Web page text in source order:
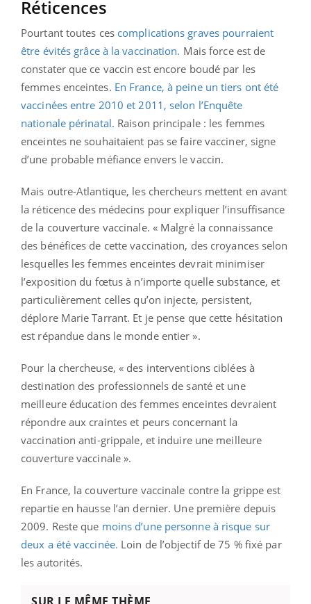
Réticences
Pourtant toutes ces complications graves pourraient
être évités grâce à la vaccination. Mais force est de
constater que ce vaccin est encore boudé par les
femmes enceintes. En France, à peine un tiers ont été
vaccinées entre 2010 et 2011, selon l’Enquête
nationale périnatal. Raison principale : les femmes
enceintes ne souhaitaient pas se faire vacciner, signe
d’une probable méfiance envers le vaccin.
Mais outre-Atlantique, les chercheurs mettent en avant
la réticence des médecins pour expliquer l’insuffisance
de la couverture vaccinale. « Malgré la connaissance
des bénéfices de cette vaccination, des croyances selon
lesquelles les femmes enceintes devrait minimiser
l’exposition du fœtus à n’importe quelle substance, et
particulièrement celles qu’on injecte, persistent,
déplore Marie Tarrant. Et je pense que cette hésitation
est répandue dans le monde entier ».
Pour la chercheuse, « des interventions ciblées à
destination des professionnels de santé et une
meilleure éducation des femmes enceintes devraient
répondre aux craintes et peurs concernant la
vaccination anti-grippale, et induire une meilleure
couverture vaccinale ».
En France, la couverture vaccinale contre la grippe est
repartie en hausse l’an dernier. Une première depuis
2009. Reste que moins d’une personne à risque sur
deux a été vaccinée. Loin de l’objectif de 75 % fixé par
les autorités.